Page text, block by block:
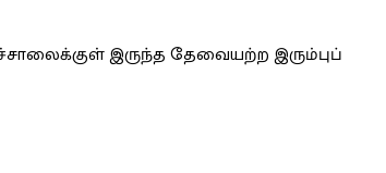
இருந்த தேவையற்ற இரும்புப்